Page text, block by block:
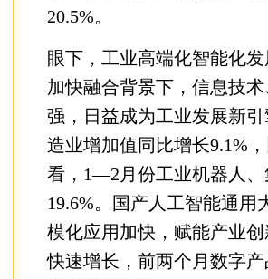
20.5%。
眼下，工业高端化智能化
加快融合背景下，信息技
强，日益成为工业发展新
造业增加值同比增长9.1%
看，1—2月份工业机器人
19.6%。国产人工智能通
模化应用加快，赋能产业
快速增长，前两个月数字